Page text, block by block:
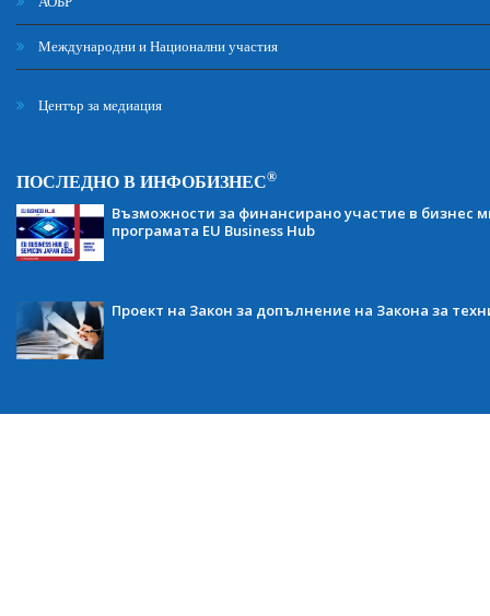
Международни и Национални участия
Център за медиация
ПОСЛЕДНО В ИНФОБИЗНЕС®
Възможности за финансирано участие в бизнес
програмата EU Business Hub
Проект на Закон за допълнение на Закона за